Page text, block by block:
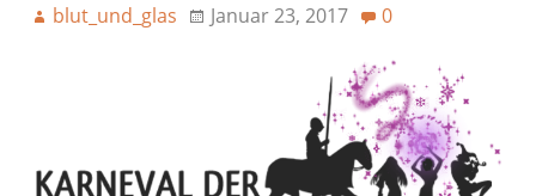
blut_und_glas Januar 23, 2017 0